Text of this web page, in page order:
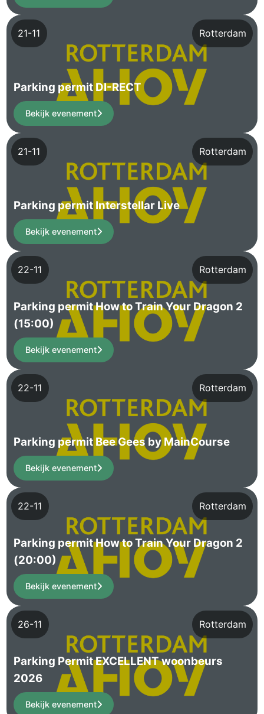
Rotterdam
21-11
Parking permit DI-RECT
Bekijk evenement
Rotterdam
21-11
Parking permit Interstellar Live
Bekijk evenement
Rotterdam
22-11
Parking permit How to Train Your Dragon 2
(15:00)
Bekijk evenement
Rotterdam
22-11
Parking permit Bee Gees by MainCourse
Bekijk evenement
Rotterdam
22-11
Parking permit How to Train Your Dragon 2
(20:00)
Bekijk evenement
Rotterdam
26-11
Parking Permit EXCELLENT woonbeurs
2026
Bekijk evenement